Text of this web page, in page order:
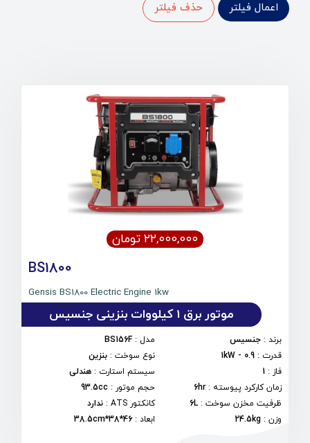
اعمال فیلتر حذف فیلتر
۲۲,۰۰۰,۰۰۰ تومان
BS1800
Gensis BS1800 Electric Engine 1kw
موتور برق 1 کیلووات بنزینی جنسیس
برند : جنسیس مدل :
BS156F
قدرت :
0.9 - 1kW نوع سوخت: بنزین
فاز :
1 سیستم استارت : هندلی
زمان کارکرد پیوسته :
6hr حجم موتور :
93.5cc
ظرفیت مخزن سوخت :
6L کانکتور ATS : ندارد
وزن :
24.5kg ابعاد:
46*38*38.5cm